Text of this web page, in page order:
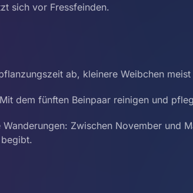
sich vor Fressfeinden.
ab, kleinere Weibchen
dem fünften Beinpaar reinigen und
Zwischen November und